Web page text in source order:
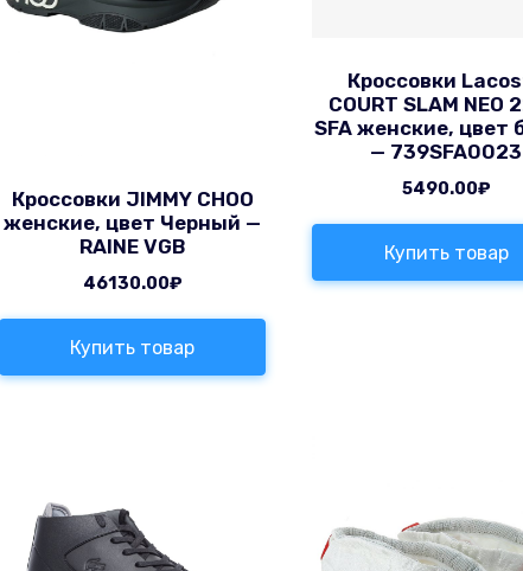
Кроссовки JIMMY CHOO
женские, цвет Черный —
RAINE VGB
46130.00₽
Купить товар
Кроссовки
COURT SLAM NEO
SFA женские, цвет
— 739SFA0023
5490.00₽
Купить товар